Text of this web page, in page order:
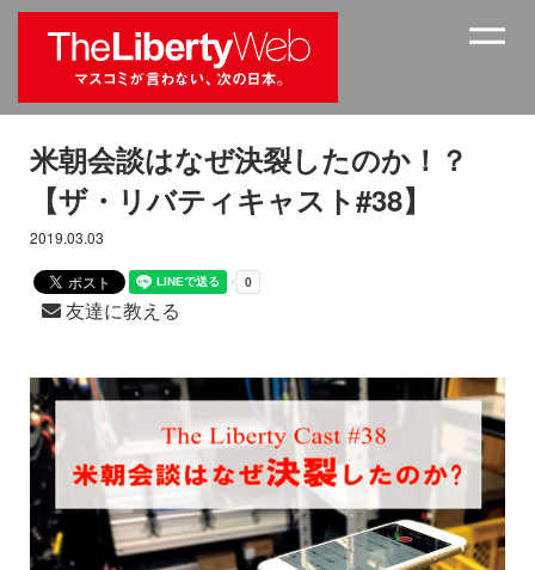
米朝会談はなぜ決裂したのか！？
【ザ・リバティキャスト#38】
2019.03.03
友達に教える